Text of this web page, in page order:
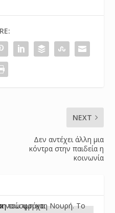
NEXT
Δεν αντέχει άλλη μια
κόντρα στην παιδεία η
κοινωνία